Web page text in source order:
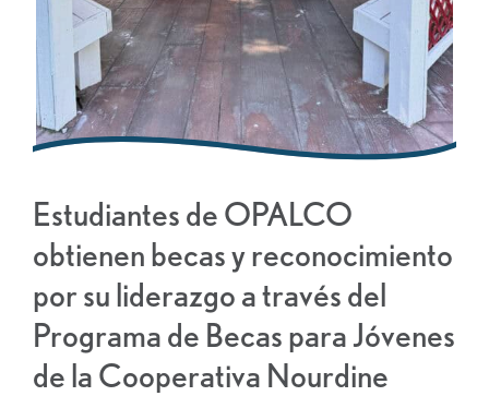
Estudiantes de OPALCO
obtienen becas y reconocimiento
por su liderazgo a través del
Programa de Becas para Jóvenes
de la Cooperativa Nourdine